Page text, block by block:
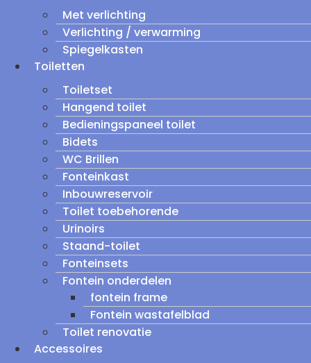
Met verlichting
Verlichting / verwarming
Spiegelkasten
Toiletten
Toiletset
Hangend toilet
Bedieningspaneel toilet
Bidets
WC Brillen
Fonteinkast
Inbouwreservoir
Toilet toebehorende
Urinoirs
Staand-toilet
Fonteinsets
Fontein onderdelen
fontein frame
Fontein wastafelblad
Toilet renovatie
Accessoires